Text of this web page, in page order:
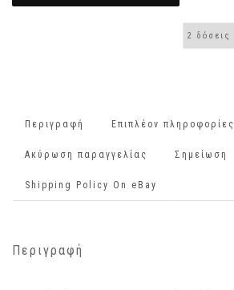
Περιγραφή Επιπλέον πληροφορίες
Ακύρωση παραγγελίας Σημείωση
Shipping Policy On eBay
Περιγραφή